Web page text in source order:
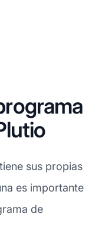
sus propias
es importante
de